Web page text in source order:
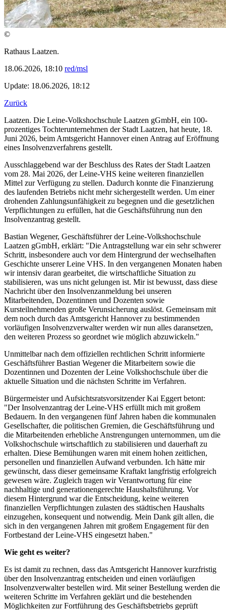
©
Rathaus Laatzen.
18.06.2026, 18:10 red/msl
Update: 18.06.2026, 18:12
Zurück
Laatzen. Die Leine-Volkshochschule Laatzen gGmbH, ein 100-
prozentiges Tochterunternehmen der Stadt Laatzen, hat heute, 18.
Juni 2026, beim Amtsgericht Hannover einen Antrag auf Eröffnung
eines Insolvenzverfahrens gestellt.
Ausschlaggebend war der Beschluss des Rates der Stadt Laatzen
vom 28. Mai 2026, der Leine-VHS keine weiteren finanziellen
Mittel zur Verfügung zu stellen. Dadurch konnte die Finanzierung
des laufenden Betriebs nicht mehr sichergestellt werden. Um einer
drohenden Zahlungsunfähigkeit zu begegnen und die gesetzlichen
Verpflichtungen zu erfüllen, hat die Geschäftsführung nun den
Insolvenzantrag gestellt.
Bastian Wegener, Geschäftsführer der Leine-Volkshochschule
Laatzen gGmbH, erklärt: "Die Antragstellung war ein sehr schwerer
Schritt, insbesondere auch vor dem Hintergrund der wechselhaften
Geschichte unserer Leine VHS. In den vergangenen Monaten haben
wir intensiv daran gearbeitet, die wirtschaftliche Situation zu
stabilisieren, was uns nicht gelungen ist. Mir ist bewusst, dass diese
Nachricht über den Insolvenzanmeldung bei unseren
Mitarbeitenden, Dozentinnen und Dozenten sowie
Kursteilnehmenden große Verunsicherung auslöst. Gemeinsam mit
dem noch durch das Amtsgericht Hannover zu bestimmenden
vorläufigen Insolvenzverwalter werden wir nun alles daransetzen,
den weiteren Prozess so geordnet wie möglich abzuwickeln."
Unmittelbar nach dem offiziellen rechtlichen Schritt informierte
Geschäftsführer Bastian Wegener die Mitarbeitern sowie die
Dozentinnen und Dozenten der Leine Volkshochschule über die
aktuelle Situation und die nächsten Schritte im Verfahren.
Bürgermeister und Aufsichtsratsvorsitzender Kai Eggert betont:
"Der Insolvenzantrag der Leine-VHS erfüllt mich mit großem
Bedauern. In den vergangenen fünf Jahren haben die kommunalen
Gesellschafter, die politischen Gremien, die Geschäftsführung und
die Mitarbeitenden erhebliche Anstrengungen unternommen, um die
Volkshochschule wirtschaftlich zu stabilisieren und dauerhaft zu
erhalten. Diese Bemühungen waren mit einem hohen zeitlichen,
personellen und finanziellen Aufwand verbunden. Ich hätte mir
gewünscht, dass dieser gemeinsame Kraftakt langfristig erfolgreich
gewesen wäre. Zugleich tragen wir Verantwortung für eine
nachhaltige und generationengerechte Haushaltsführung. Vor
diesem Hintergrund war die Entscheidung, keine weiteren
finanziellen Verpflichtungen zulasten des städtischen Haushalts
einzugehen, konsequent und notwendig. Mein Dank gilt allen, die
sich in den vergangenen Jahren mit großem Engagement für den
Fortbestand der Leine-VHS eingesetzt haben."
Wie geht es weiter?
Es ist damit zu rechnen, dass das Amtsgericht Hannover kurzfristig
über den Insolvenzantrag entscheiden und einen vorläufigen
Insolvenzverwalter bestellen wird. Mit seiner Bestellung werden die
weiteren Schritte im Verfahren geklärt und die bestehenden
Möglichkeiten zur Fortführung des Geschäftsbetriebs geprüft